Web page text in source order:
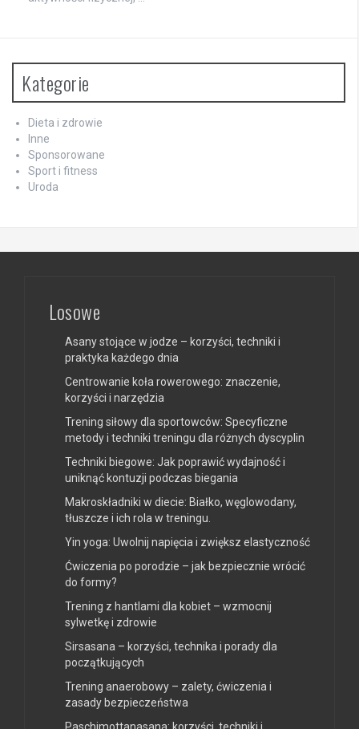
Kategorie
Dieta i zdrowie
Inne
Sponsorowane
Sport i fitness
Uroda
Losowe
Asany stojące w jodze – korzyści, techniki i
praktyka każdego dnia
Centrowanie koła rowerowego: znaczenie,
korzyści i narzędzia
Trening siłowy dla sportowców: Specyficzne
metody i techniki treningu dla różnych dyscyplin
Techniki biegowe: Jak poprawić wydajność i
uniknąć kontuzji podczas biegania
Makroskładniki w diecie: Białko, węglowodany,
tłuszcze i ich rola w treningu.
Yin yoga: Uwolnij napięcia i zwiększ elastyczność
Ćwiczenia po porodzie – jak bezpiecznie wrócić
do formy?
Trening z hantlami dla kobiet – wzmocnij
sylwetkę i zdrowie
Sirsasana – korzyści, technika i porady dla
początkujących
Trening anaerobowy – zalety, ćwiczenia i
zasady bezpieczeństwa
Paschimottanasana: korzyści, techniki i